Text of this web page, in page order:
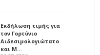
Εκδήλωση τιμής για
τον Γορτύνιο
Αιδεσιμολογιώτατο
και Μ…